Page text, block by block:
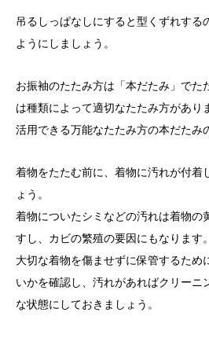
吊るしっぱなしにすると型くずれする
ようにしましょう。
お振袖のたたみ方は「本だたみ」でた
は種類によって適切なたたみ方があり
活用できる万能なたたみ方の本だたみ
着物をたたむ前に、着物に汚れが付着
ょう。
着物についたシミなどの汚れは着物の
すし、カビの繁殖の要因にもなります。
大切な着物を傷ませずに保管するため
いかを確認し、汚れがあればクリーニ
な状態にしておきましょう。